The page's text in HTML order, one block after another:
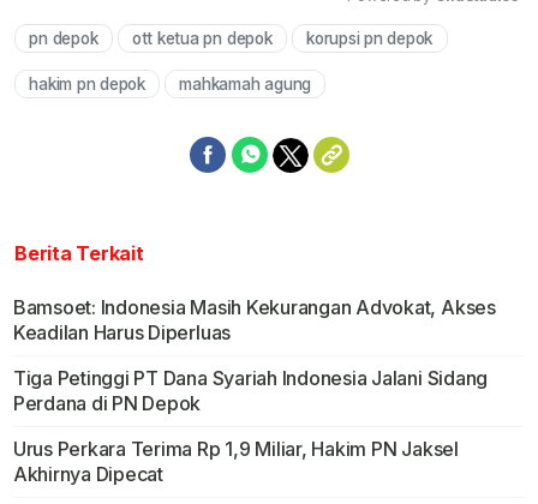
Mute
pn depok ott ketua pn depok korupsi pn depok
hakim pn depok mahkamah agung
Berita Terkait
Bamsoet: Indonesia Masih Kekurangan Advokat, Akses
Keadilan Harus Diperluas
Tiga Petinggi PT Dana Syariah Indonesia Jalani Sidang
Perdana di PN Depok
Urus Perkara Terima Rp 1,9 Miliar, Hakim PN Jaksel
Akhirnya Dipecat